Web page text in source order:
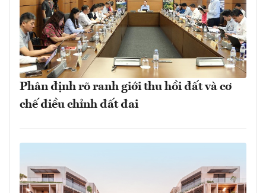
Phân định rõ ranh giới thu hồi đất và cơ
chế điều chỉnh đất đai